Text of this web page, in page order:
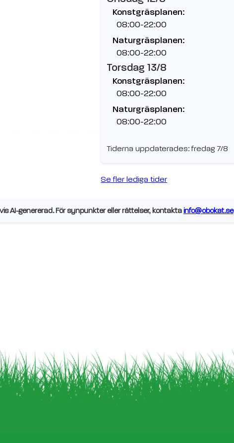
Konstgräsplanen:
08:00-22:00
Naturgräsplanen:
08:00-22:00
Torsdag 13/8
Konstgräsplanen:
08:00-22:00
Naturgräsplanen:
08:00-22:00
Tiderna uppdaterades: fredag 7/8
Se fler lediga tider
AI-genererad. För synpunkter eller rättelser, kontaktainfo@obokat.se